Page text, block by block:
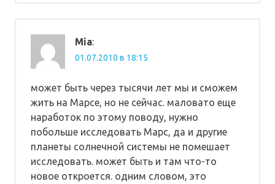
Mia:
01.07.2010 в 18:15
может быть через тысячи лет мы и сможем
жить на Марсе, но не сейчас. маловато еще
наработок по этому поводу, нужно
побольше исследовать Марс, да и другие
планеты солнечной системы не помешает
исследовать. может быть и там что-то
новое откроется. одним словом, это